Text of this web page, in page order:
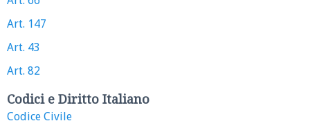
Art. 147
Art. 43
Art. 82
Codici e Diritto Italiano
Codice Civile